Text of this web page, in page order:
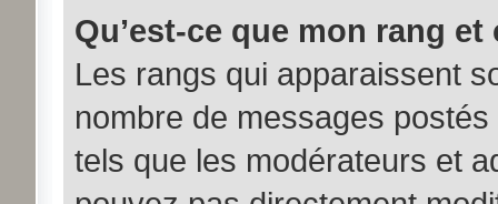
Qu’est-ce que mon rang
Les rangs qui apparaissent
nombre de messages
tels que les modérateurs et